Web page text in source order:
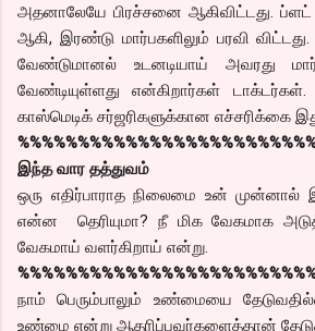
அதனாலேயே பிரச்சனை ஆகிவிட்டது.
ஆகி, இரண்டு மார்பகளிலும் பரவி
வேண்டுமானல் உடனடியாய் அவரது
வேண்டியுள்ளது என்கிறார்கள்
காஸ்மெடிக் சர்ஜரிகளுக்கான எச்சரிக்கை
இந்த வார தத்துவம்
ஒரு எதிர்பாராத நிலைமை உன் முன்னால்
என்ன தெரியுமா? நீ மிக வேகமாக
வேகமாய் வளர்கிறாய் என்று.
நாம் பெரும்பாலும் உண்மையை
உண்மை என்று ஆதரிப்பவர்களைத்தான்